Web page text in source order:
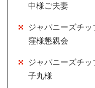
中様ご夫妻
ジャパニーズチ
窪様懇親会
ジャパニーズチッ
子丸様